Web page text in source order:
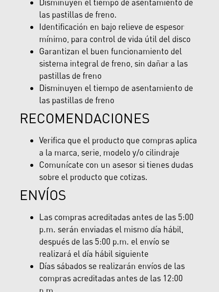
las pastillas de freno.
Identificación en bajo relieve de espesor
mínimo, para control de vida útil del disco
Garantizan el buen funcionamiento del
sistema integral de freno, sin dañar a las
pastillas de freno
Disminuyen el tiempo de asentamiento de
las pastillas de freno
RECOMENDACIONES
Verifica que el producto que compras aplica
a la marca, serie, modelo y/o cilindraje
Comunícate con un asesor si tienes dudas
sobre el producto que cotizas.
ENVÍOS
Las compras acreditadas antes de las 5:00
p.m. serán enviadas el mismo día hábil,
después de las 5:00 p.m. el envío se
realizará el día hábil siguiente
Días sábados se realizarán envíos de las
compras acreditadas antes de las 12:00